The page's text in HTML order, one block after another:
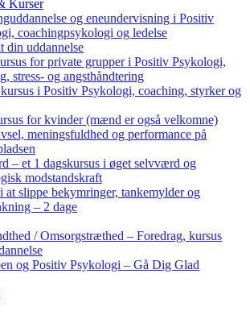
Kurser
og eneundervisning i Positiv
coachingpsykologi og ledelse
din uddannelse
for private grupper i Positiv Psykologi,
stress- og angsthåndtering
i Positiv Psykologi, coaching, styrker og
for kvinder (mænd er også velkomne)
meningsfuldhed og performance på
– et 1 dagskursus i øget selvværd og
modstandskraft
at slippe bekymringer, tankemylder og
– 2 dage
/ Omsorgstræthed – Foredrag, kursus
og Positiv Psykologi – Gå Dig Glad